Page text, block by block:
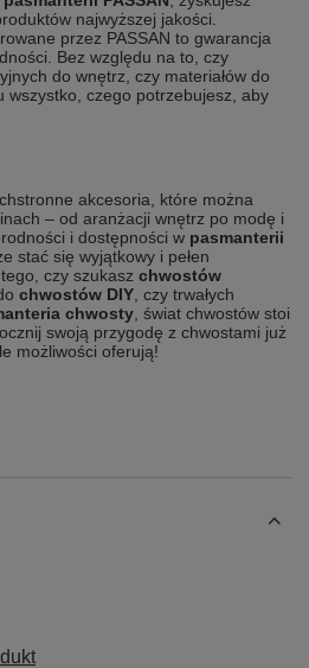
najwyższej jakości.
przez PASSAN to gwarancja
Bez względu na to, czy
do wnętrz, czy materiałów do
wszystko, czego potrzebujesz, aby
akcesoria, które można
– od aranżacji wnętrz po modę i
i dostępności w pasmanterii
stać się wyjątkowy i pełen
czy szukasz chwostów
chwostów DIY , czy trwałych
chwosty , świat chwostów stoi
swoją przygodę z chwostami już
możliwości oferują!